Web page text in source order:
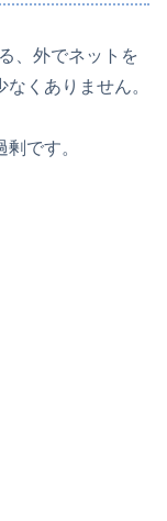
、外でネットを
くありません。
です。